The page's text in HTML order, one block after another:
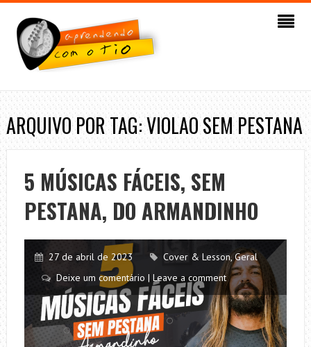
ARQUIVO POR TAG: VIOLAO SEM PESTANA
5 MÚSICAS FÁCEIS, SEM
PESTANA, DO ARMANDINHO
27 de abril de 2023 Cover & Lesson,Geral
Deixe um comentário | Leave a comment